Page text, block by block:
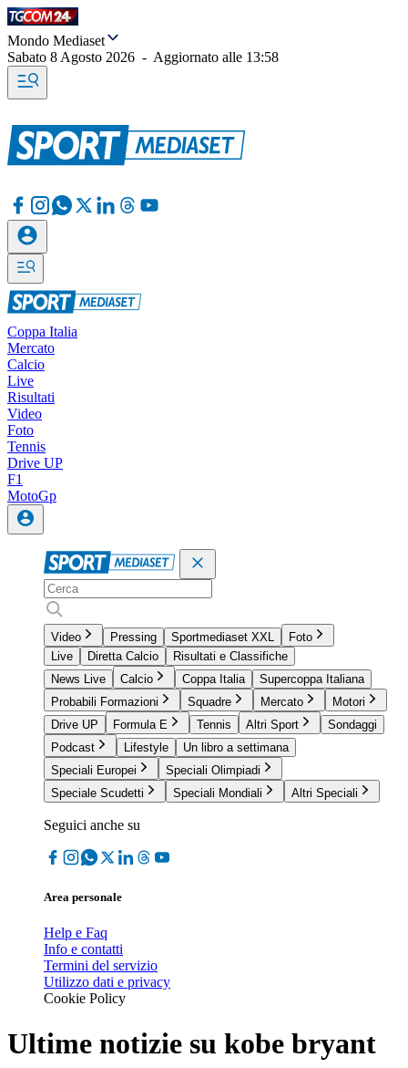
Mondo Mediaset
Sabato 8 Agosto 2026 - Aggiornato alle 13:58
Coppa Italia
Mercato
Calcio
Live
Risultati
Video
Foto
Tennis
Drive UP
F1
MotoGp
Video Pressing Sportmediaset XXL
Foto
Live
Diretta Calcio
Risultati e Classifiche
News Live
Calcio Coppa Italia
Supercoppa Italiana
Probabili Formazioni
Squadre Mercato
Motori
Drive UP
Formula E Tennis Altri Sport
Sondaggi
Podcast
Lifestyle
Un libro a settimana
Speciali Europei
Speciali Olimpiadi
Speciale Scudetti
Speciali Mondiali Altri Speciali
Seguici anche su
Area personale
Help e Faq
Info e contatti
Termini del servizio
Utilizzo dati e privacy
Cookie Policy
Ultime notizie su kobe bryant